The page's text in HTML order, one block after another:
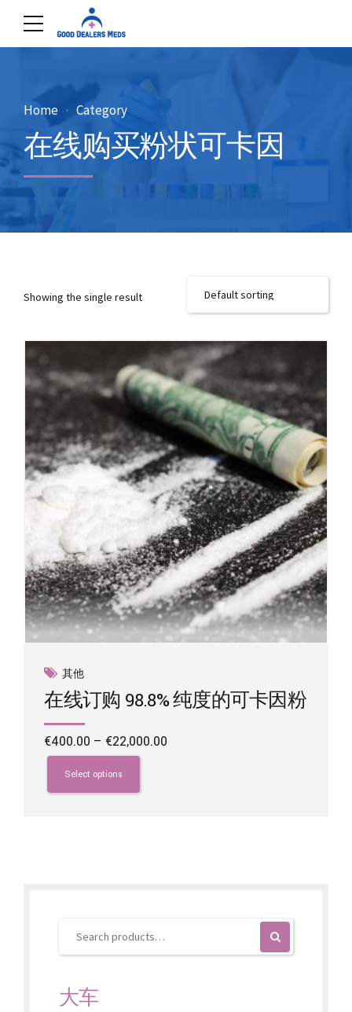
Home Category
在线购买粉状可卡因
Showing the single result
其他
在线订购 98.8% 纯度的可卡因粉
€400.00 – €22,000.00
Select options
This
product
has
product
大车